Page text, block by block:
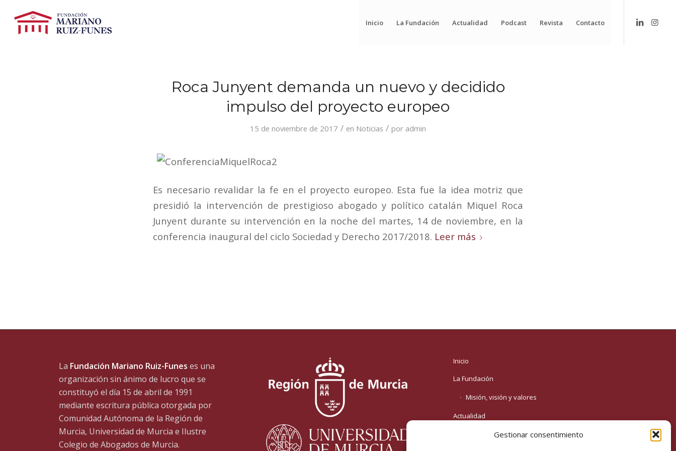
Gestionar consentimiento
Inicio La Fundación Actualidad Podcast Revista Contacto
Roca Junyent demanda un nuevo y decidido
impulso del proyecto europeo
15 de noviembre de 2017 / en Noticias / por admin
Es necesario revalidar la fe en el proyecto europeo. Esta fue la idea motriz que
presidió la intervención de prestigioso abogado y político catalán Miquel Roca
Junyent durante su intervención en la noche del martes, 14 de noviembre, en la
conferencia inaugural del ciclo Sociedad y Derecho 2017/2018. Leer más
La Fundación Mariano Ruiz-Funes es una
organización sin ánimo de lucro que se
constituyó el día 15 de abril de 1991
mediante escritura pública otorgada por
Comunidad Autónoma de la Región de
Murcia, Universidad de Murcia e Ilustre
Colegio de Abogados de Murcia.
Inicio
La Fundación
Misión, visión y valores
Actualidad